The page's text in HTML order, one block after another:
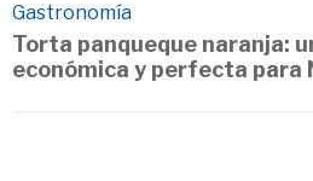
Gastronomía
Torta panqueque naranja:
económica y perfecta para